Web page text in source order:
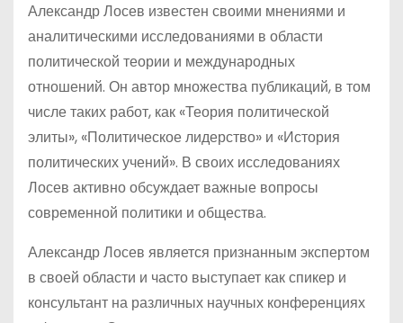
Александр Лосев известен своими мнениями и
аналитическими исследованиями в области
политической теории и международных
отношений. Он автор множества публикаций, в том
числе таких работ, как «Теория политической
элиты», «Политическое лидерство» и «История
политических учений». В своих исследованиях
Лосев активно обсуждает важные вопросы
современной политики и общества.
Александр Лосев является признанным экспертом
в своей области и часто выступает как спикер и
консультант на различных научных конференциях